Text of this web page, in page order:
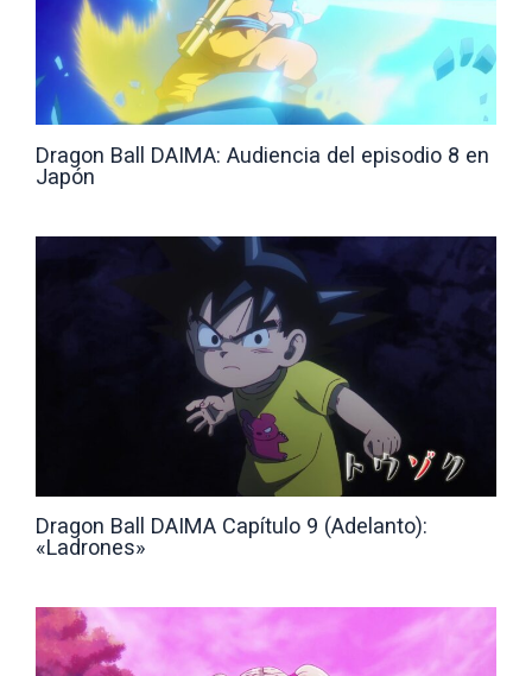
Dragon Ball DAIMA: Audiencia del episodio 8 en
Japón
Dragon Ball DAIMA Capítulo 9 (Adelanto):
«Ladrones»